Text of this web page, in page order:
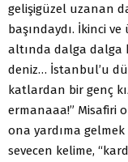
gelişigüzel uzanan
başındaydı. İkinci
altında dalga dalga
deniz… İstanbul’u
katlardan bir genç
ermanaaa!” Misafiri
ona yardıma
sevecen kelime,